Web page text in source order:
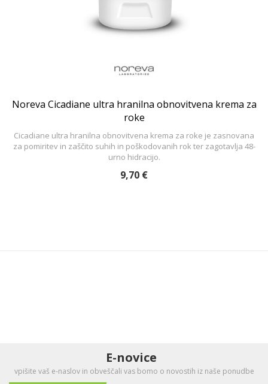
Noreva Cicadiane ultra hranilna obnovitvena krema za
roke
Cicadiane ultra hranilna obnovitvena krema za roke je zasnovana
za pomiritev in zaščito suhih in poškodovanih rok ter zagotavlja 48-
urno hidracijo.
9,70 €
E-novice
vpišite vaš e-naslov in obveščali vas bomo o novostih iz naše ponudbe